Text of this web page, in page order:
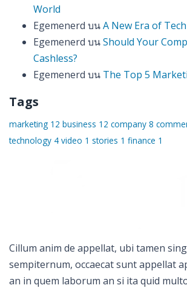
World
Egemenerd บนA New Era of
Egemenerd บนShould Your
Cashless?
Egemenerd บน The Top 5
Tags
marketing 12 business 12 company 8
technology 4 video 1 stories 1 finance 1
Cillum anim de appellat, ubi tamen
sempiternum, occaecat sunt appellat
an in quem laborum an si ita quid